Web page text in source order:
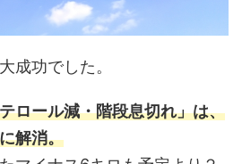
成功でした。
ロール減・階段息切れ」は、
解消。